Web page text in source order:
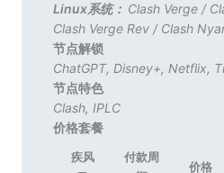
Linux系统： Clash Verge/
Clash Verge Rev/ Clash
节点解锁
ChatGPT, Disney+, Netflix,
节点特色
Clash, IPLC
价格套餐
疾风
付款周
价格